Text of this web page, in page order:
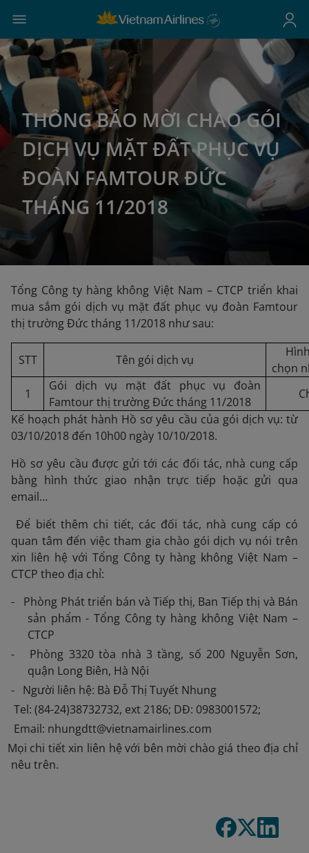
THÔNG BÁO MỜI CHÀO GÓI
DỊCH VỤ MẶT ĐẤT PHỤC VỤ
ĐOÀN FAMTOUR ĐỨC
THÁNG 11/2018
Tổng Công ty hàng không Việt Nam – CTCP triển khai
mua sắm gói dịch vụ mặt đất phục vụ đoàn Famtour
thị trường Đức tháng 11/2018 như sau:
STT Tên gói dịch vụ
chọn
1
Gói dịch vụ mặt đất phục vụ đoàn
Famtour thị trường Đức tháng 11/2018
Kế hoạch phát hành Hồ sơ yêu cầu của gói dịch vụ: từ
03/10/2018 đến 10h00 ngày 10/10/2018.
Hồ sơ yêu cầu được gửi tới các đối tác, nhà cung cấp
bằng hình thức giao nhận trực tiếp hoặc gửi qua
email…
Để biết thêm chi tiết, các đối tác, nhà cung cấp có
quan tâm đến việc tham gia chào gói dịch vụ nói trên
xin liên hệ với Tổng Công ty hàng không Việt Nam –
CTCP theo địa chỉ:
- Phòng Phát triển bán và Tiếp thị, Ban Tiếp thị và Bán
sản phẩm - Tổng Công ty hàng không Việt Nam –
CTCP
- Phòng 3320 tòa nhà 3 tầng, số 200 Nguyễn Sơn,
quận Long Biên, Hà Nội
- Người liên hệ: Bà Đỗ Thị Tuyết Nhung
Tel: (84-24)38732732, ext 2186; DĐ: 0983001572;
Email: nhungdtt@vietnamairlines.com
chi tiết xin liên hệ với bên mời chào giá theo địa chỉ
nêu trên.